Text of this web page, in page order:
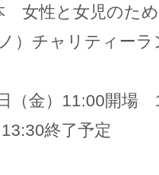
女性と女児のた
）チャリティーラ
金）11:00開場
終了予定